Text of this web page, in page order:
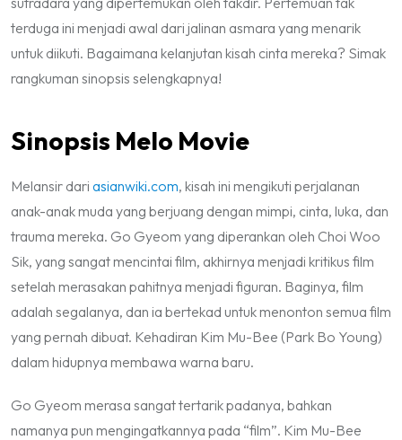
terduga ini menjadi awal dari jalinan asmara yang menarik
untuk diikuti. Bagaimana kelanjutan kisah cinta mereka? Simak
rangkuman sinopsis selengkapnya!
Sinopsis Melo Movie
Melansir dari asianwiki.com, kisah ini mengikuti perjalanan
anak-anak muda yang berjuang dengan mimpi, cinta, luka, dan
trauma mereka. Go Gyeom yang diperankan oleh Choi Woo
Sik, yang sangat mencintai film, akhirnya menjadi kritikus film
setelah merasakan pahitnya menjadi figuran. Baginya, film
adalah segalanya, dan ia bertekad untuk menonton semua film
yang pernah dibuat. Kehadiran Kim Mu-Bee (Park Bo Young)
dalam hidupnya membawa warna baru.
Go Gyeom merasa sangat tertarik padanya, bahkan
namanya pun mengingatkannya pada “film”. Kim Mu-Bee